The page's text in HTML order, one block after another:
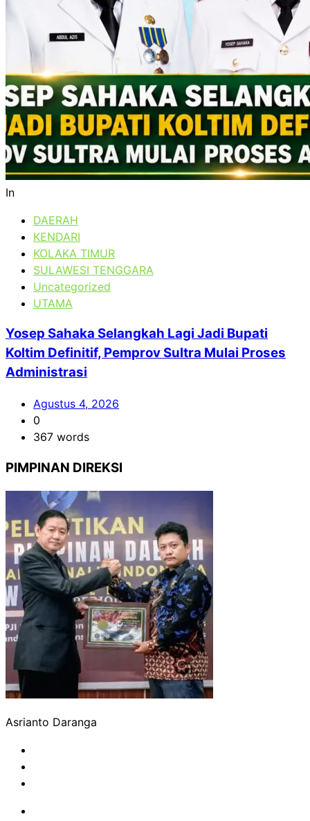
In
DAERAH
KENDARI
KOLAKA TIMUR
SULAWESI TENGGARA
Uncategorized
UTAMA
Yosep Sahaka Selangkah Lagi Jadi Bupati
Koltim Definitif, Pemprov Sultra Mulai Proses
Administrasi
Agustus 4, 2026
0
367 words
PIMPINAN DIREKSI
Asrianto Daranga